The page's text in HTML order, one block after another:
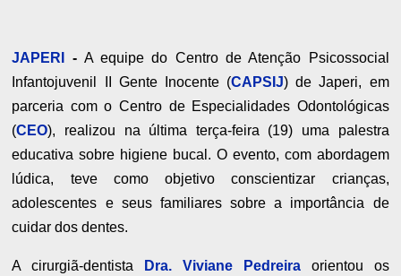
JAPERI - A equipe do Centro de Atenção Psicossocial
Infantojuvenil II Gente Inocente (CAPSIJ) de Japeri, em
parceria com o Centro de Especialidades Odontológicas
(CEO), realizou na última terça-feira (19) uma palestra
educativa sobre higiene bucal. O evento, com abordagem
lúdica, teve como objetivo conscientizar crianças,
adolescentes e seus familiares sobre a importância de
cuidar dos dentes.
A cirurgiã-dentista Dra. Viviane Pedreiraorientou os